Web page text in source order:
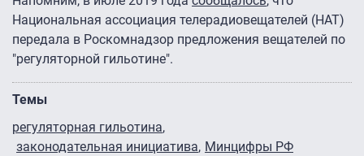
Национальная ассоциация телерадиовещателей (НАТ)
передала в Роскомнадзор предложения вещателей по
"регуляторной гильотине".
Темы
регуляторная гильотина
законодательная инициатива Минцифры РФ